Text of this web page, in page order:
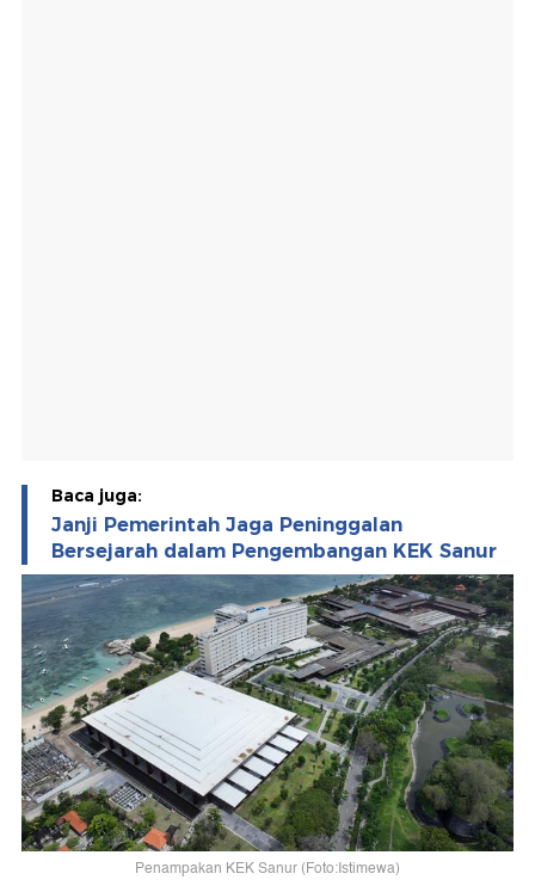
Baca juga:
Janji Pemerintah Jaga Peninggalan
Bersejarah dalam Pengembangan KEK Sanur
Penampakan KEK Sanur (Foto:Istimewa)